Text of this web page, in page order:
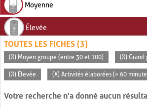
Moyenne
Élevée
TOUTES LES FICHES (3)
(X) Moyen groupe (entre 30 et 100) (X)
(X) Élevée (X) Activités élaborées (> 60
Votre recherche n'a donné aucun